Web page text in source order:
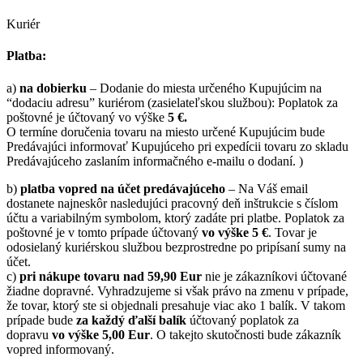
Kuriér
Platba:
a) na dobierku – Dodanie do miesta určeného Kupujúcim na
“dodaciu adresu” kuriérom (zasielateľskou službou): Poplatok za
poštovné je účtovaný vo výške 5 €.
O termíne doručenia tovaru na miesto určené Kupujúcim bude
Predávajúci informovať Kupujúceho pri expedícii tovaru zo skladu
Predávajúceho zaslaním informačného e-mailu o dodaní. )
b) platba vopred na účet predávajúceho – Na Váš email
dostanete najneskôr nasledujúci pracovný deň inštrukcie s číslom
účtu a variabilným symbolom, ktorý zadáte pri platbe. Poplatok za
poštovné je v tomto prípade účtovaný vo výške 5 €. Tovar je
odosielaný kuriérskou službou bezprostredne po pripísaní sumy na
účet.
c) pri nákupe tovaru nad 59,90 Eur nie je zákazníkovi účtované
žiadne dopravné. Vyhradzujeme si však právo na zmenu v prípade,
že tovar, ktorý ste si objednali presahuje viac ako 1 balík. V takom
prípade bude za každý ďalší balík účtovaný poplatok za
dopravu vo výške 5,00 Eur. O takejto skutočnosti bude zákazník
vopred informovaný.